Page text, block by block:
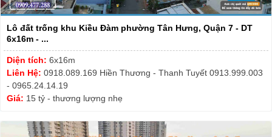
Lô đất trống khu Kiều Đàm phường Tân Hưng, Quận 7 - DT
6x16m - ...
Diện tích: 6x16m
Liên Hệ: 0918.089.169 Hiền Thương - Thanh Tuyết 0913.999.003
- 0965.24.14.19
Giá: 15 tỷ - thương lượng nhẹ